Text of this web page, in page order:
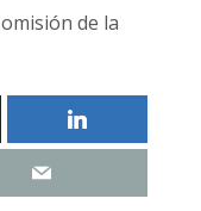
de la